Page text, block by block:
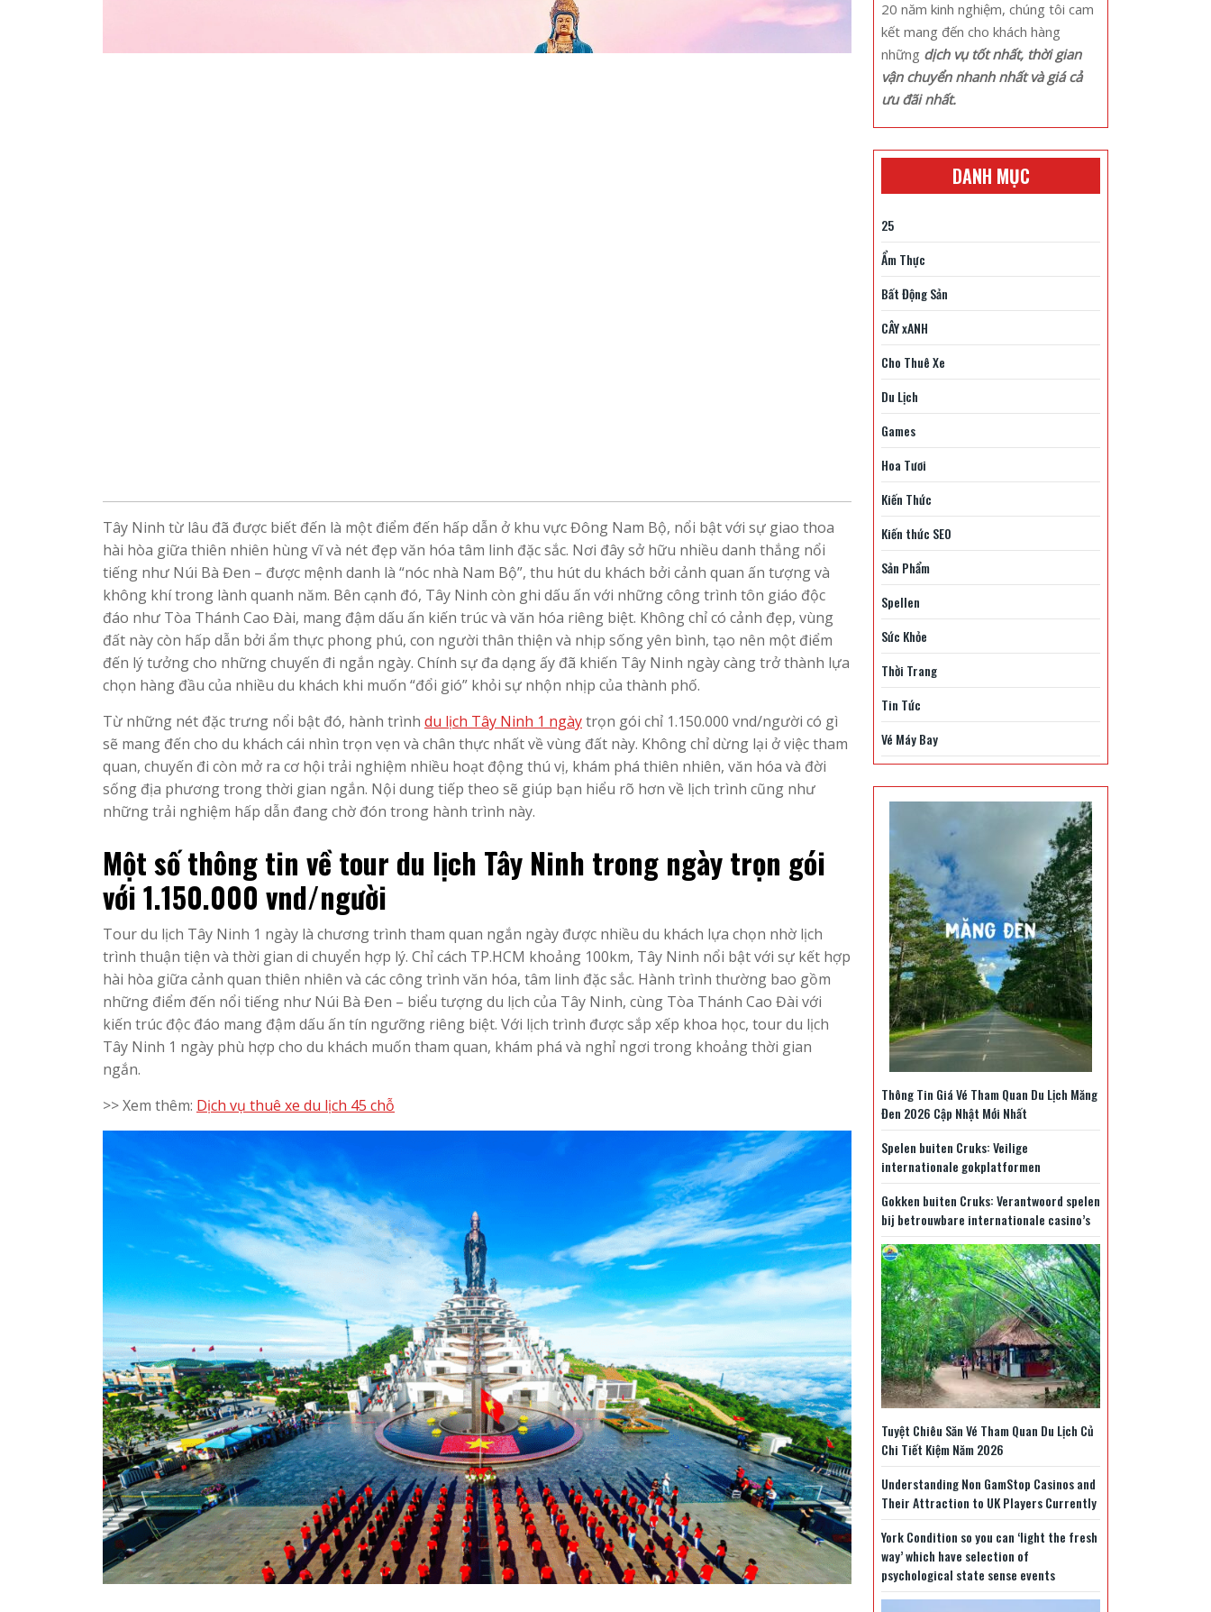
Tây Ninh từ lâu đã được biết đến là một điểm đến hấp dẫn ở khu vực Đông Nam Bộ, nổi bật với sự giao thoa
hài hòa giữa thiên nhiên hùng vĩ và nét đẹp văn hóa tâm linh đặc sắc. Nơi đây sở hữu nhiều danh thắng nổi
tiếng như Núi Bà Đen – được mệnh danh là “nóc nhà Nam Bộ”, thu hút du khách bởi cảnh quan ấn tượng và
không khí trong lành quanh năm. Bên cạnh đó, Tây Ninh còn ghi dấu ấn với những công trình tôn giáo độc
đáo như Tòa Thánh Cao Đài, mang đậm dấu ấn kiến trúc và văn hóa riêng biệt. Không chỉ có cảnh đẹp, vùng
đất này còn hấp dẫn bởi ẩm thực phong phú, con người thân thiện và nhịp sống yên bình, tạo nên một điểm
đến lý tưởng cho những chuyến đi ngắn ngày. Chính sự đa dạng ấy đã khiến Tây Ninh ngày càng trở thành lựa
chọn hàng đầu của nhiều du khách khi muốn “đổi gió” khỏi sự nhộn nhịp của thành phố.
Từ những nét đặc trưng nổi bật đó, hành trình du lịch Tây Ninh 1 ngàytrọn gói chỉ 1.150.000 vnd/người có gì
sẽ mang đến cho du khách cái nhìn trọn vẹn và chân thực nhất về vùng đất này. Không chỉ dừng lại ở việc tham
quan, chuyến đi còn mở ra cơ hội trải nghiệm nhiều hoạt động thú vị, khám phá thiên nhiên, văn hóa và đời
sống địa phương trong thời gian ngắn. Nội dung tiếp theo sẽ giúp bạn hiểu rõ hơn về lịch trình cũng như
những trải nghiệm hấp dẫn đang chờ đón trong hành trình này.
Một số thông tin về tour du lịch Tây Ninh trong ngày trọn gói
với 1.150.000 vnd/người
Tour du lịch Tây Ninh 1 ngày là chương trình tham quan ngắn ngày được nhiều du khách lựa chọn nhờ lịch
trình thuận tiện và thời gian di chuyển hợp lý. Chỉ cách TP.HCM khoảng 100km, Tây Ninh nổi bật với sự kết hợp
hài hòa giữa cảnh quan thiên nhiên và các công trình văn hóa, tâm linh đặc sắc. Hành trình thường bao gồm
những điểm đến nổi tiếng như Núi Bà Đen – biểu tượng du lịch của Tây Ninh, cùng Tòa Thánh Cao Đài với
kiến trúc độc đáo mang đậm dấu ấn tín ngưỡng riêng biệt. Với lịch trình được sắp xếp khoa học, tour du lịch
Tây Ninh 1 ngày phù hợp cho du khách muốn tham quan, khám phá và nghỉ ngơi trong khoảng thời gian
ngắn.
>> Xem thêm: Dịch vụ thuê xe du lịch 45 chỗ
20 năm kinh nghiệm, chúng tôi cam
kết mang đến cho khách hàng
những dịch vụ tốt nhất, thời gian
vận chuyển nhanh nhất và giá cả
ưu đãi nhất.
DANH MỤC
25
Ẩm Thực
Bất Động Sản
CÂY xANH
Cho Thuê Xe
Du Lịch
Games
Hoa Tươi
Kiến Thức
Kiến thức SEO
Sản Phẩm
Spellen
Sức Khỏe
Thời Trang
Tin Tức
Vé Máy Bay
Thông Tin Giá Vé Tham Quan Du Lịch Măng
Đen 2026 Cập Nhật Mới Nhất
Spelen buiten Cruks: Veilige
internationale gokplatformen
Gokken buiten Cruks: Verantwoord spelen
bij betrouwbare internationale casino’s
Tuyệt Chiêu Săn Vé Tham Quan Du Lịch Củ
Chi Tiết Kiệm Năm 2026
Understanding Non GamStop Casinos and
Their Attraction to UK Players Currently
York Condition so you can ‘light the fresh
way’ which have selection of
psychological state sense events